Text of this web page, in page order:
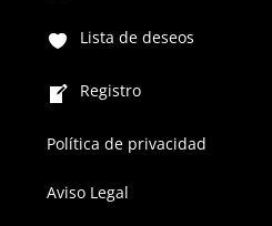
Lista de deseos
Registro
Política de privacidad
Aviso Legal